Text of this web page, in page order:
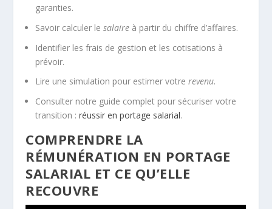
garanties.
Savoir calculer lesalaire à partir du chiffre d’affaires.
Identifier les frais de gestion et les cotisations à
prévoir.
Lire une simulation pour estimer votrerevenu.
Consulter notre guide complet pour sécuriser votre
transition :réussir en portage salarial.
COMPRENDRE LA
RÉMUNÉRATION EN PORTAGE
SALARIAL ET CE QU’ELLE
RECOUVRE